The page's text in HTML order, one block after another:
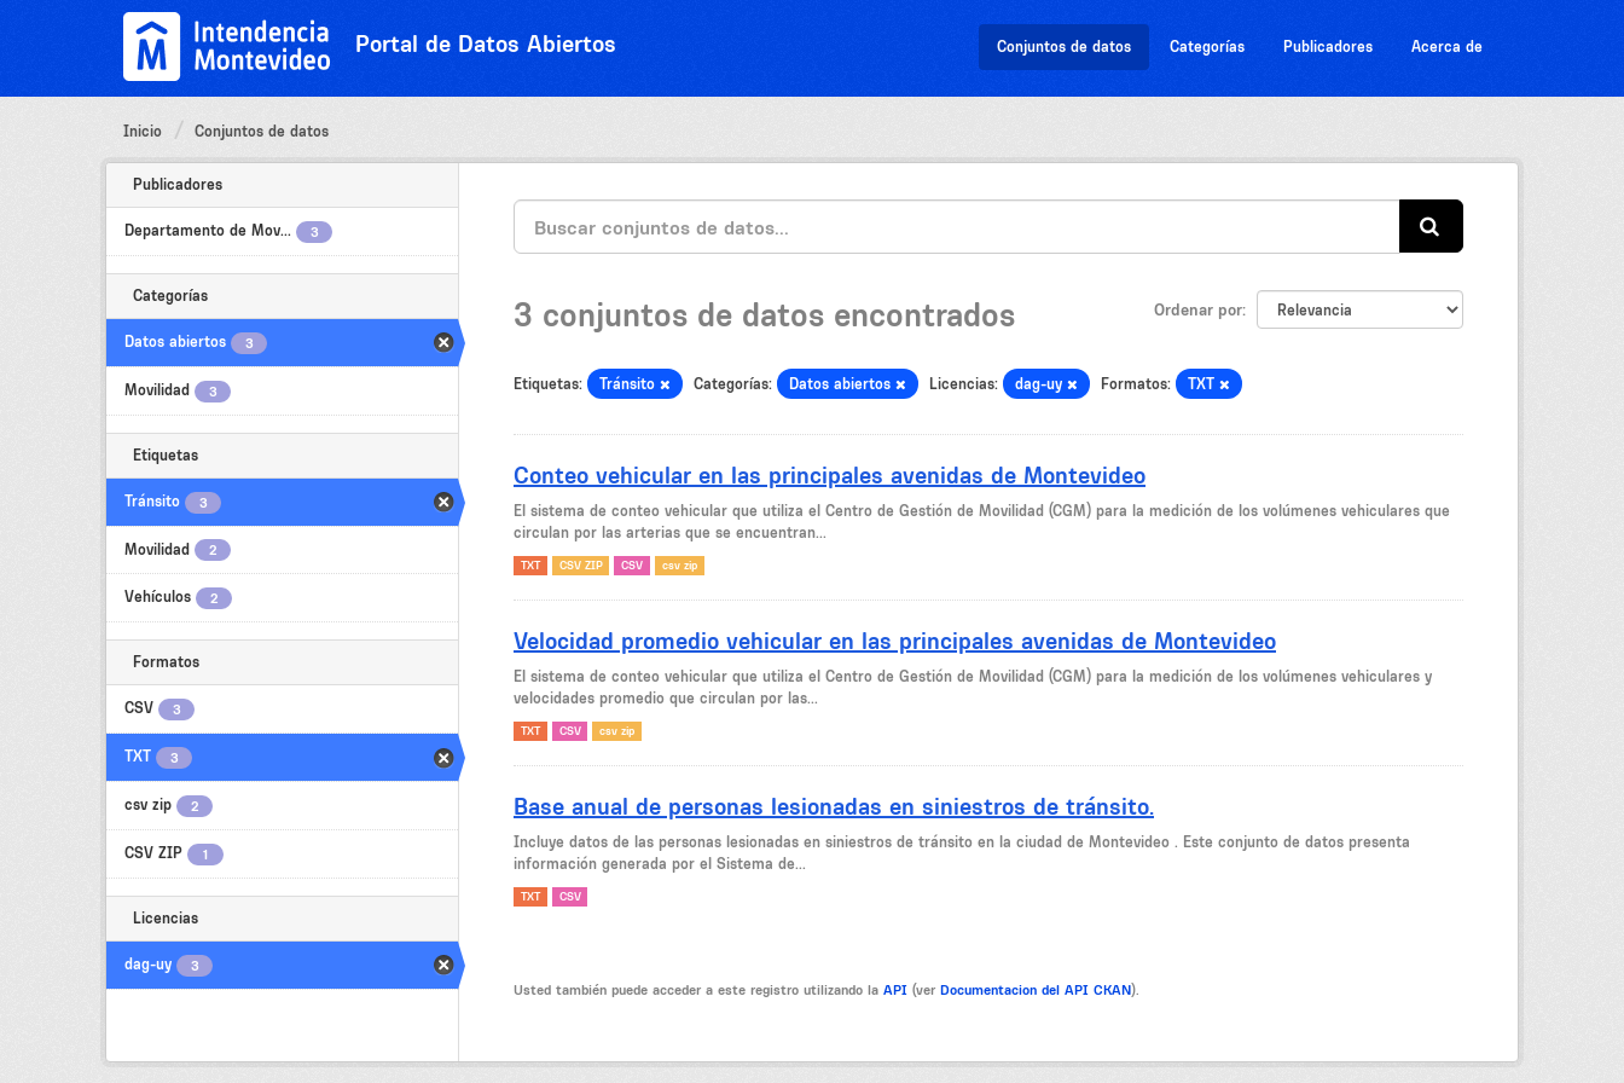
Portal de Datos Abiertos Conjuntos de datos Categorías Publicadores Acerca de
Inicio Conjuntos de datos
Publicadores
Departamento de Mov... 3
Categorías
Datos abiertos 3
Movilidad 3
Etiquetas
Tránsito 3
Movilidad 2
Vehículos 2
Formatos
CSV 3
TXT 3
csv zip 2
CSV ZIP 1
Licencias
dag-uy 3
Ordenar por
3 conjuntos de datos encontrados
Etiquetas: Tránsito Categorías: Datos abiertos Licencias: dag-uy Formatos: TXT
Conteo vehicular en las principales avenidas de Montevideo
El sistema de conteo vehicular que utiliza el Centro de Gestión de Movilidad (CGM) para la medición de los volúmenes vehiculares que
circulan por las arterias que se encuentran...
TXT CSV ZIP CSV csv zip
Velocidad promedio vehicular en las principales avenidas de Montevideo
El sistema de conteo vehicular que utiliza el Centro de Gestión de Movilidad (CGM) para la medición de los volúmenes vehiculares y
velocidades promedio que circulan por las...
TXT CSV csv zip
Base anual de personas lesionadas en siniestros de tránsito.
Incluye datos de las personas lesionadas en siniestros de tránsito en la ciudad de Montevideo . Este conjunto de datos presenta
información generada por el Sistema de...
TXT CSV
Usted también puede acceder a este registro utilizando la API (ver Documentacion del API CKAN).